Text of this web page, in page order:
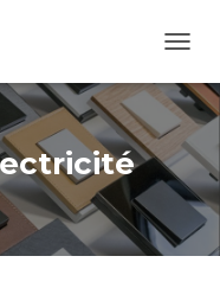
É
P
L
E
R
A